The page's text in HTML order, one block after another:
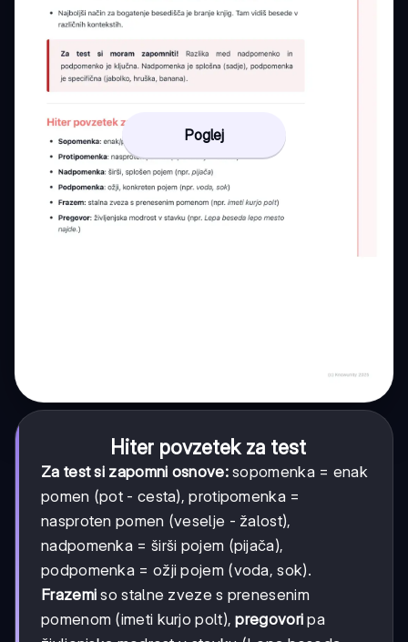
Poglej
Hiter povzetek za test
Za test si zapomni osnove:sopomenka = enak
pomen (pot - cesta), protipomenka =
nasproten pomen (veselje - žalost),
nadpomenka = širši pojem (pijača),
podpomenka = ožji pojem (voda, sok).
Frazemi so stalne zveze s prenesenim
pomenom (imeti kurjo polt),pregovori pa